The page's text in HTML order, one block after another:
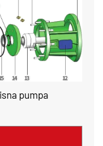
pumpa